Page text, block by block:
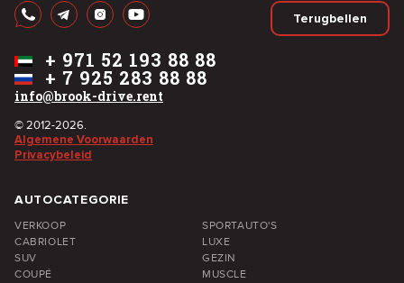
Terugbellen
info@brook-drive.rent
+ 7 925 283 88 88
+ 971 52 193 88 88
© 2012-2026.
Algemene Voorwaarden
Privacybeleid
AUTOCATEGORIE
VERKOOP
SPORTAUTO'S
CABRIOLET
LUXE
SUV
GEZIN
COUPÉ
MUSCLE